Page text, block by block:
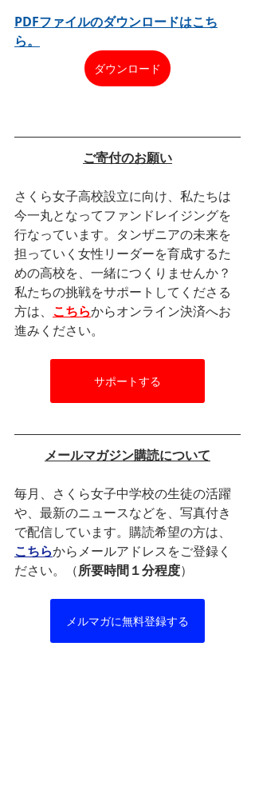
PDFファイルのダウンロードはこち
ら。
ダウンロード
ご寄付のお願い
さくら女子高校設立に向け、私たちは
今一丸となってファンドレイジングを
行なっています。タンザニアの未来を
担っていく女性リーダーを育成するた
めの高校を、一緒につくりませんか？
私たちの挑戦をサポートしてくださる
方は、 こちらからオンライン決済へお
進みください。
サポートする
メールマガジン購読について
毎月、さくら女子中学校の生徒の活躍
や、最新のニュースなどを、写真付き
で配信しています。購読希望の方は、
こちらからメールアドレスをご登録く
ださい。（所要時間１分程度）
メルマガに無料登録する